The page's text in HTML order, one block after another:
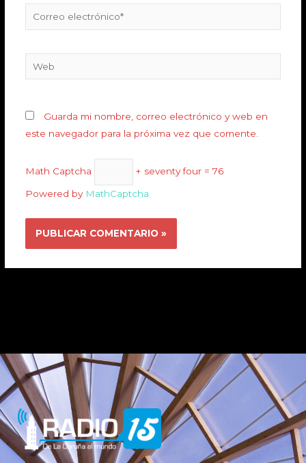
Guarda mi nombre, correo electrónico y web en
este navegador para la próxima vez que comente.
Math Captcha + seventy four = 76
Powered by MathCaptcha